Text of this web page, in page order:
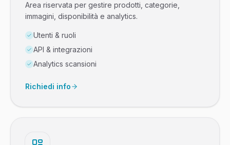
Area riservata per gestire prodotti, categorie,
immagini, disponibilità e analytics.
Utenti & ruoli
API & integrazioni
Analytics scansioni
Richiedi info